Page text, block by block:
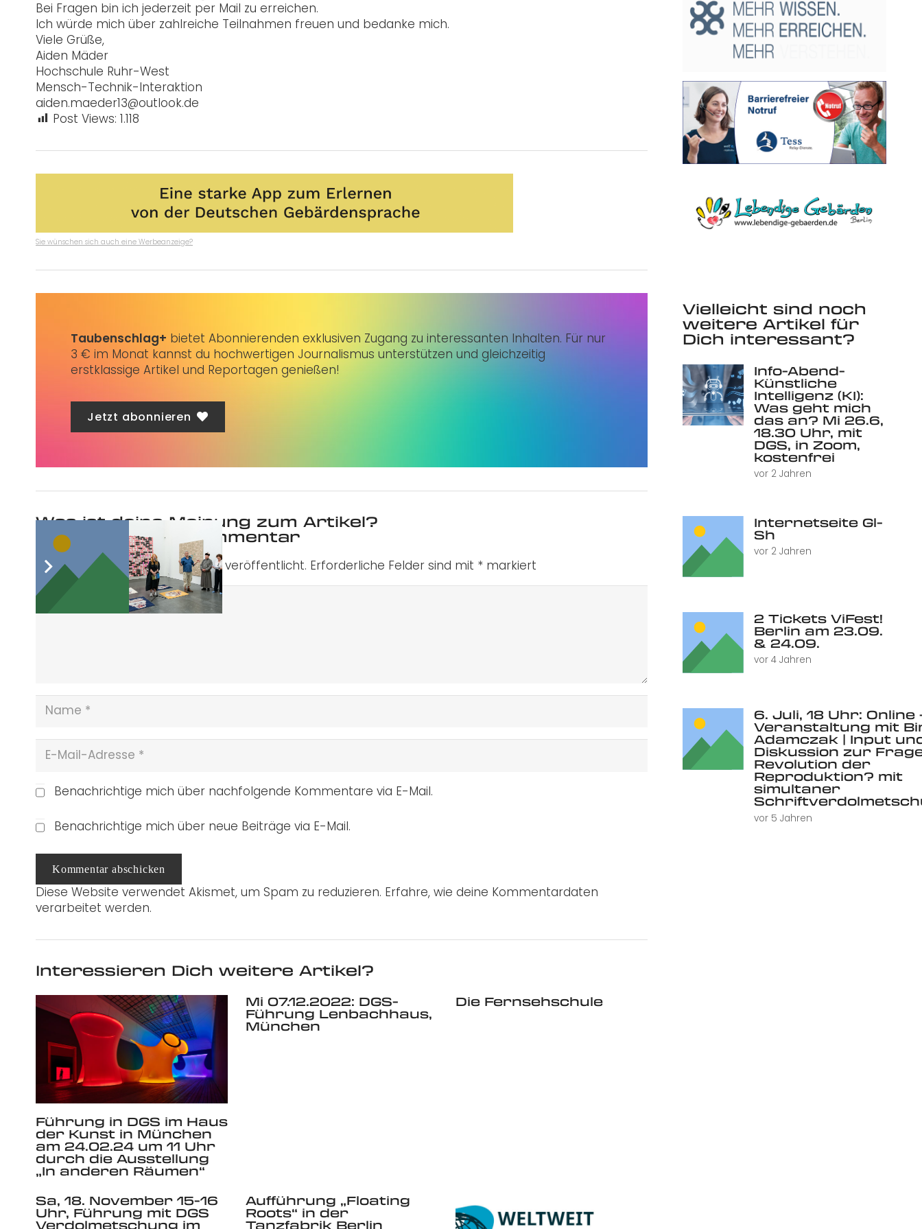
Bei Fragen bin ich jederzeit per Mail zu erreichen.
Ich würde mich über zahlreiche Teilnahmen freuen und bedanke mich.
Viele Grüße,
Aiden Mäder
Hochschule Ruhr-West
Mensch-Technik-Interaktion
aiden.maeder13@outlook.de
Post Views: 1.118
Sie wünschen sich auch eine Werbeanzeige?
Taubenschlag+ bietet Abonnierenden exklusiven Zugang zu interessanten Inhalten. Für nur
3 € im Monat kannst du hochwertigen Journalismus unterstützen und gleichzeitig
erstklassige Artikel und Reportagen genießen!
Jetzt abonnieren
Was ist deine Meinung zum Artikel?
Schreibe einen Kommentar
Deine E-Mail-Adresse wird nicht veröffentlicht. Erforderliche Felder sind mit * markiert
Benachrichtige mich über nachfolgende Kommentare via E-Mail.
Benachrichtige mich über neue Beiträge via E-Mail.
Kommentar abschicken
Diese Website verwendet Akismet, um Spam zu reduzieren. Erfahre, wie deine Kommentardaten
verarbeitet werden.
Interessieren Dich weitere Artikel?
Führung in DGS im Haus
der Kunst in München
am 24.02.24 um 11 Uhr
durch die Ausstellung
„In anderen Räumen“
Mi 07.12.2022: DGS-
Führung Lenbachhaus,
München
Die Fernsehschule
Sa, 18. November 15-16
Uhr, Führung mit DGS
Verdolmetschung im
Aufführung „Floating
Roots“ in der
Tanzfabrik Berlin
Vielleicht sind noch
weitere Artikel für
Dich interessant?
Info-Abend-
Künstliche
Intelligenz (KI):
Was geht mich
das an? Mi 26.6,
18.30 Uhr, mit
DGS, in Zoom,
kostenfrei
vor 2 Jahren
Internetseite Gl-
Sh
vor 2 Jahren
2 Tickets ViFest!
Berlin am 23.09.
& 24.09.
vor 4 Jahren
6. Juli, 18 Uhr: Online
Veranstaltung mit
Adamczak | Input
Diskussion zur
Revolution der
Reproduktion? mit
simultaner
vor 5 Jahren